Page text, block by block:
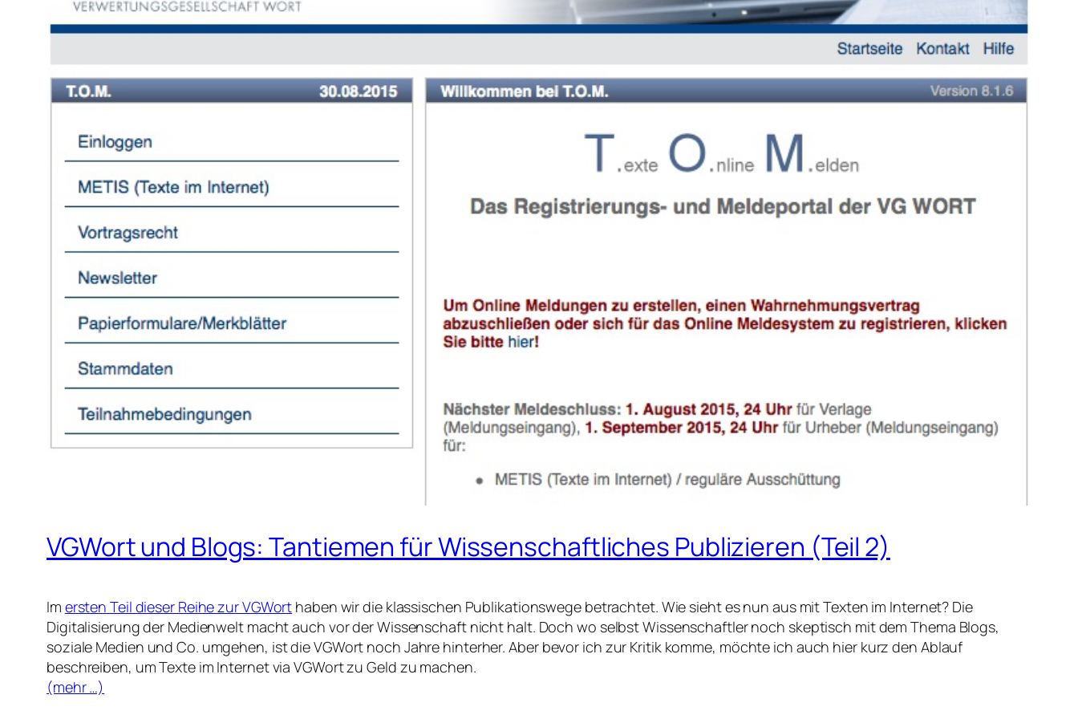
VGWort und Blogs: Tantiemen für Wissenschaftliches Publizieren (Teil 2)
Im ersten Teil dieser Reihe zur VGWort haben wir die klassischen Publikationswege betrachtet. Wie sieht es nun aus mit Texten im Internet? Die
Digitalisierung der Medienwelt macht auch vor der Wissenschaft nicht halt. Doch wo selbst Wissenschaftler noch skeptisch mit dem Thema Blogs,
soziale Medien und Co. umgehen, ist die VGWort noch Jahre hinterher. Aber bevor ich zur Kritik komme, möchte ich auch hier kurz den Ablauf
beschreiben, um Texte im Internet via VGWort zu Geld zu machen.
(mehr …)